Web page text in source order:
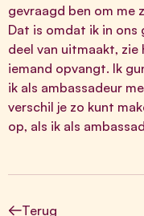
gevraagd ben om me
Dat is omdat ik in ons
deel van uitmaakt, zie
iemand opvangt. Ik
ik als ambassadeur
verschil je zo kunt
op, als ik als
Terug